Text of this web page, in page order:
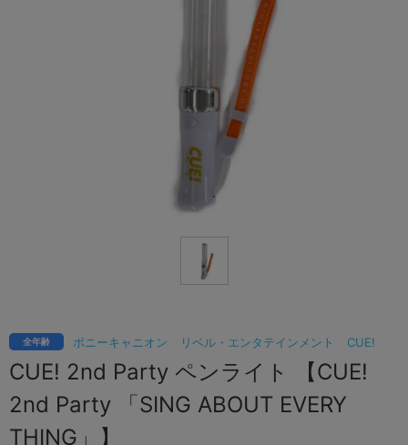
ポニーキャニオン リベル・エンタテインメント CUE!
全年齢
CUE! 2nd Party ペンライト 【CUE!
2nd Party 「SING ABOUT EVERY
THING」】